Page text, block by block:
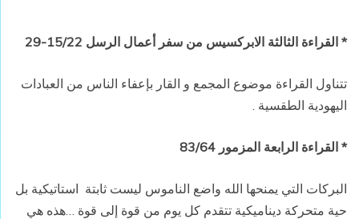
* القراءة الثالثة الابركسيس من سفر أعمال الرسل 15/22-29
تتناول القراءة موضوع المجمع و القار بإعفاء الناس من العبادات
اليهودية الطقسية .
* القراءة الرابعة المزمور 83/64
البركات التي يمنحها الله واضع الناموس ليست ثابتة استاتيكية بل
حية متحركة ديناميكية تتقدم كل يوم من قوة إلى قوة …هذه هي